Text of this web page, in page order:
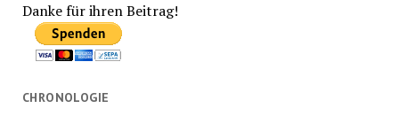
Danke für ihren Beitrag!
CHRONOLOGIE